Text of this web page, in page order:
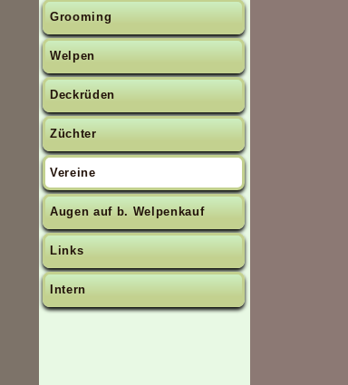
Grooming
Welpen
Deckrüden
Züchter
Vereine
Augen auf b. Welpenkauf
Links
Intern